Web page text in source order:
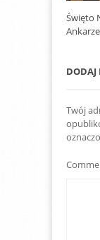
Święto
Ankarze
Twój